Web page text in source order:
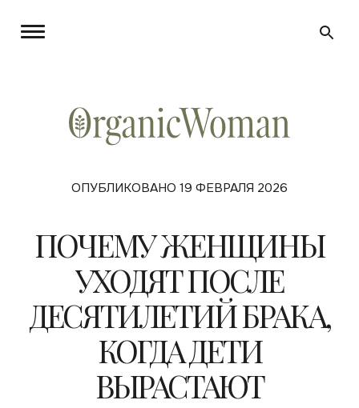
ОПУБЛИКОВАНО 19 ФЕВРАЛЯ 2026
ПОЧЕМУ ЖЕНЩИНЫ
УХОДЯТ ПОСЛЕ
ДЕСЯТИЛЕТИЙ БРАКА,
КОГДА ДЕТИ
ВЫРАСТАЮТ